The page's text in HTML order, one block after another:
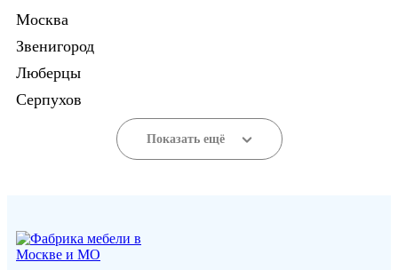
Москва
Звенигород
Люберцы
Серпухов
Показать ещё